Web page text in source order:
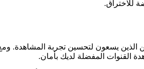
للاختراق.
الذين يسعون لتحسين تجربة المشاهدة.
القنوات المفضلة لديك بأمان.